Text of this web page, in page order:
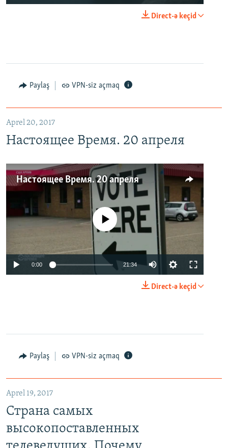
Direct-ə keçid
Paylaş VPN-siz açmaq
Aprel 20, 2017
Настоящее Время. 20 апреля
Настоящее Время. 20 апреля
No media source currently available
0:00 21:34
Direct-ə keçid
Paylaş VPN-siz açmaq
Aprel 19, 2017
Страна самых
высокопоставленных